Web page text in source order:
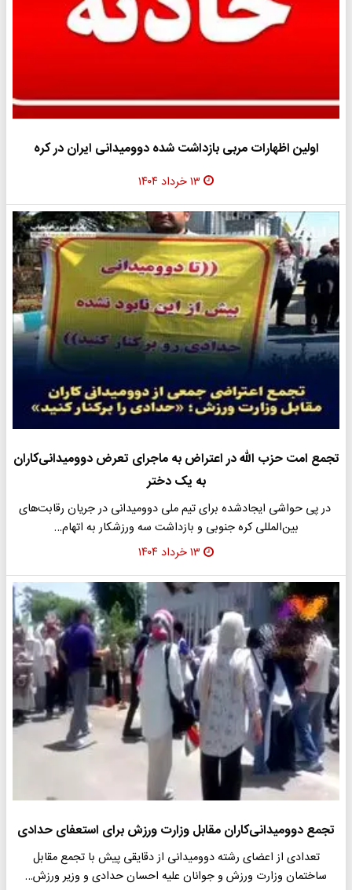
اولین اظهارات مربی بازداشت شده دوومیدانی ایران در کره‌
۱۳ خرداد ۱۴۰۴
تجمع امت حزب الله در اعتراض به ماجرای تعرض دوومیدانی‌کاران
به یک دختر
​ در پی حواشی ایجادشده برای تیم ملی دوومیدانی در جریان رقابت‌های
بین‌المللی کره جنوبی و بازداشت سه ورزشکار به اتهام…
۱۳ خرداد ۱۴۰۴
تجمع دوومیدانی‌کاران مقابل وزارت ورزش برای استعفای حدادی
تعدادی از اعضای رشته دوومیدانی از دقایقی پیش با تجمع مقابل
ساختمان وزارت ورزش و جوانان علیه احسان حدادی و وزیر ورزش…